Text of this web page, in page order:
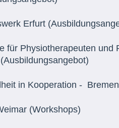
Erfurt
für Physiotherapeuten und
in Kooperation -
(Workshops)